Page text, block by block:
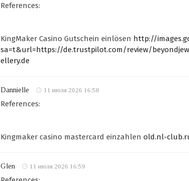
References:
KingMaker Casino Gutschein einlösen http://
sa=t&url=https://de.trustpilot.com/review/beyondjew
ellery.de
Dannielle 11 июля 2026 16:58
References:
Kingmaker casino mastercard einzahlen old.nl-
Glen 11 июля 2026 16:59